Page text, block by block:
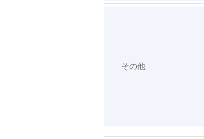
その他